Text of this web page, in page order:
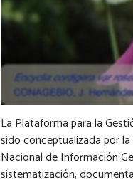
La Plataforma para la
sido conceptualizada por
Nacional de Información
sistematización,